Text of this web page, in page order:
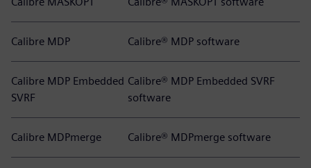
Calibre MDP Calibre® MDP software
Calibre MDP Embedded
SVRF
Calibre® MDP Embedded SVRF
software
Calibre MDPmerge Calibre® MDPmerge software